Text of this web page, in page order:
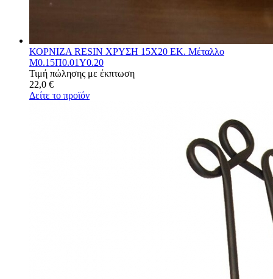
ΚΟΡΝΙΖΑ RESIN ΧΡΥΣΗ 15Χ20 ΕΚ. Μέταλλο
Μ0.15Π0.01Υ0.20
Τιμή πώλησης με έκπτωση
22,0 €
Δείτε το προϊόν